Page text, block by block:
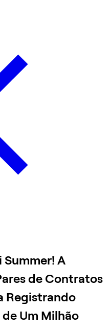
Summer! A
de Contratos
Registrando
Um Milhão